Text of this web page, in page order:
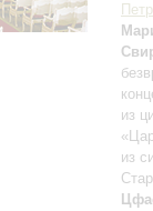
из
из